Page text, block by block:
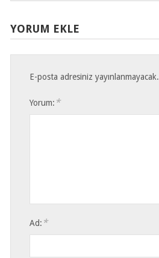
YORUM EKLE
E-posta adresiniz yayınlanmayacak.
Yorum: *
Ad: *